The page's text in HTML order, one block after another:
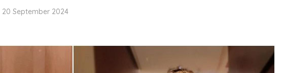
20 September 2024